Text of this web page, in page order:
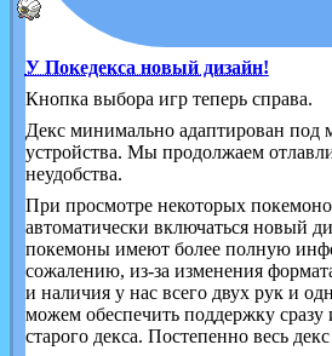
У Покедекса новый дизайн!
Кнопка выбора игр теперь справа.
Декс минимально адаптирован под
устройства. Мы продолжаем
неудобства.
При просмотре некоторых
автоматически включаться новый
покемоны имеют более полную
сожалению, из-за изменения
и наличия у нас всего двух рук и
можем обеспечить поддержку сразу
старого декса. Постепенно весь